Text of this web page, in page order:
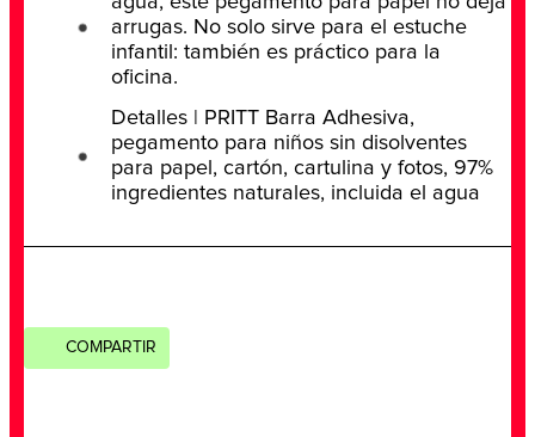
arrugas. No solo sirve para el estuche
infantil: también es práctico para la
oficina.
Detalles | PRITT Barra Adhesiva,
pegamento para niños sin disolventes
para papel, cartón, cartulina y fotos, 97%
ingredientes naturales, incluida el agua
COMPARTIR